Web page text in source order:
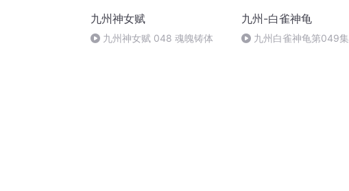
九州神女赋
九州神女赋 048 魂魄铸体
九州-白雀神龟
九州白雀神龟第049集